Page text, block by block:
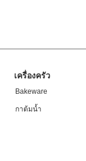
เครื่องครัว
Bakeware
กาต้มน้ำ